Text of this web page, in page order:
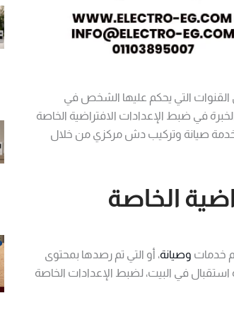
التي يحكم عليها الشخص في
في ضبط الإعدادات الافتراضية الخاصة
صيانة وتركيب دش مركزي من خلال
الخاصة
خدمات وصيانة، أو التي تم رصدها بمحتوى
في البيت، لضبط الإعدادات الخاصة